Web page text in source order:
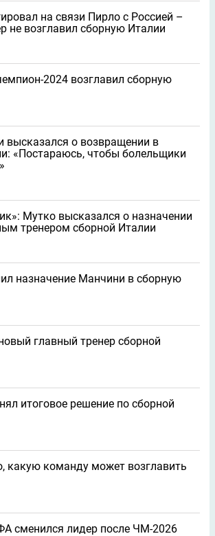
на связи Пирло с Россией –
не возглавил сборную Италии
2024 возглавил сборную
высказался о возвращении в
«Постараюсь, чтобы болельщики
Мутко высказался о назначении
тренером сборной Италии
назначение Манчини в сборную
главный тренер сборной
итоговое решение по сборной
какую команду может возглавить
сменился лидер после ЧМ-2026